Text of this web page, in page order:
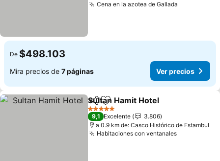
Cena en la azotea de Gallada
De $498.103
Mira precios de 7 páginas Ver precios
CompartirAgregar a favoritos
Sultan Hamit Hotel
5 Estrellas
9,1 Excelente
3.806
a 0.9 km de: Casco Histórico de Estambul
Habitaciones con ventanales